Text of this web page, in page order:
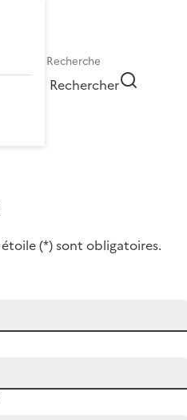
Rechercher
(*) sont obligatoires.